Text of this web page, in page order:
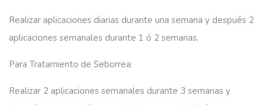
Realizar aplicaciones diarias durante una semana y después 2
aplicaciones semanales durante 1 ó 2 semanas.
Para Tratamiento de Seborrea:
Realizar 2 aplicaciones semanales durante 3 semanas y